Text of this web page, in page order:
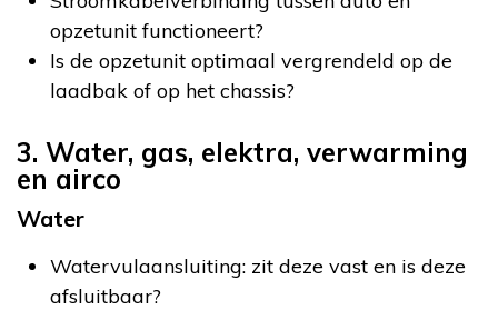
opzetunit functioneert?
Is de opzetunit optimaal vergrendeld op de
laadbak of op het chassis?
3. Water, gas, elektra, verwarming
en airco
Water
Watervulaansluiting: zit deze vast en is deze
afsluitbaar?